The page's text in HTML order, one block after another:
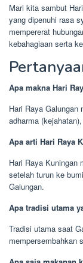
Mari kita sambut
yang dipenuhi rasa
mempererat
kebahagiaan serta
Apa makna Hari
Hari Raya Galungan
adharma
Apa arti Hari Raya
Hari Raya Kuningan
setelah turun ke
Galungan.
Apa tradisi utama
Tradisi utama saat
mempersembahkan